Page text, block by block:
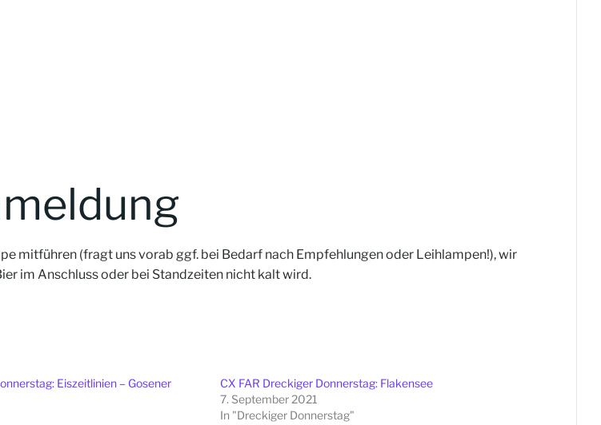
mitführen (fragt uns vorab ggf. bei Bedarf nach Empfehlungen oder Leihlampen!), wir
im Anschluss oder bei Standzeiten nicht kalt wird.
Eiszeitlinien – Gosener
CX FAR Dreckiger Donnerstag: Flakensee
7. September 2021
In "Dreckiger Donnerstag"